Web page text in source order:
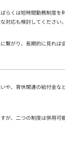
らくは短時間勤務制度を
対応も検討してください。
繋がり、長期的に見れば
や、育休関連の給付金な
が、二つの制度は併用可